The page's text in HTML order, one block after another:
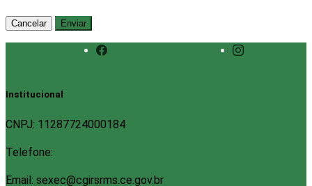
Cancelar Enviar
Institucional
CNPJ: 11287724000184
Telefone:
Email: sexec@cgirsrms.ce.gov.br